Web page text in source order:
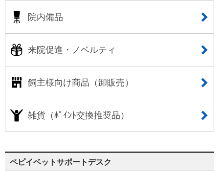
院内備品
来院促進・ノベルティ
飼主様向け商品（卸販売）
雑貨（ﾎﾟｲﾝﾄ交換推奨品）
ペピイベットサポートデスク